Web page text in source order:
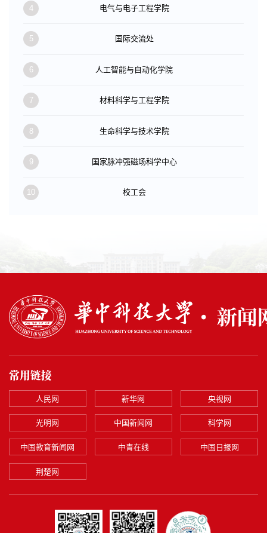
4 电气与电子工程学院
5 国际交流处
6 人工智能与自动化学院
7 材料科学与工程学院
8 生命科学与技术学院
9 国家脉冲强磁场科学中心
10 校工会
常用链接
人民网 新华网 央视网
光明网 中国新闻网 科学网
中国教育新闻网 中青在线 中国日报网
荆楚网